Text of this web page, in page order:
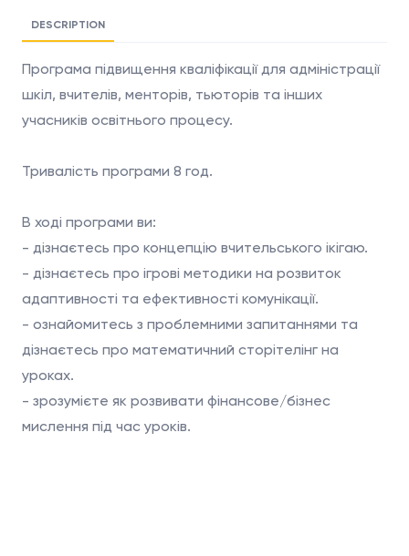
DESCRIPTION
Програма підвищення кваліфікації для адміністрації
шкіл, вчителів, менторів, тьюторів та інших
учасників освітнього процесу.
Тривалість програми 8 год.
В ході програми ви:
- дізнаєтесь про концепцію вчительського ікігаю.
- дізнаєтесь про ігрові методики на розвиток
адаптивності та ефективності комунікації.
- ознайомитесь з проблемними запитаннями та
дізнаєтесь про математичний сторітелінг на
уроках.
- зрозумієте як розвивати фінансове/бізнес
мислення під час уроків.